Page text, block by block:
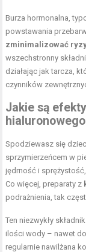
Burza hormonalna,
powstawania
zminimalizować
wszechstronny
działając jak tarcza,
czynników
Jakie są
Spodziewasz się
sprzymierzeńcem w
jędrność i
Co więcej, preparaty z
podrażnienia, tak
Ten niezwykły
ilości wody – nawet do
regularnie nawilżana